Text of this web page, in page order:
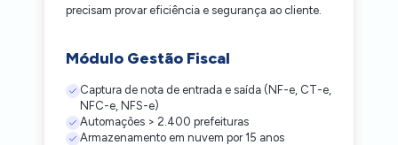
precisam provar eficiência e segurança ao cliente.
Módulo Gestão Fiscal
Captura de nota de entrada e saída (NF-e, CT-e,
NFC-e, NFS-e)
Automações > 2.400 prefeituras
Armazenamento em nuvem por 15 anos